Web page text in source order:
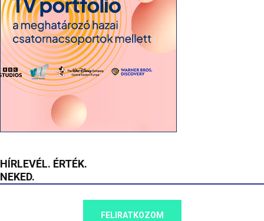
HÍRLEVÉL. ÉRTÉK.
NEKED.
FELIRATKOZOM